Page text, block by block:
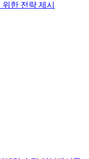
한 전략 제시